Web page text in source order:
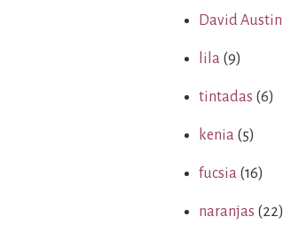
David Austin
lila (9)
tintadas (6)
kenia (5)
fucsia (16)
naranjas (22)